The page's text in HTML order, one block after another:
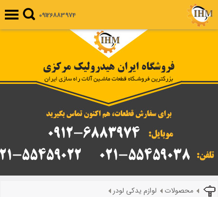
09126883974
محصولات
لوازم یدکی لودر